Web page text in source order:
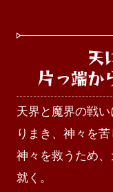
天
片っ端か
天界と魔界の戦
りまき、神々を
神々を救うため
就く。